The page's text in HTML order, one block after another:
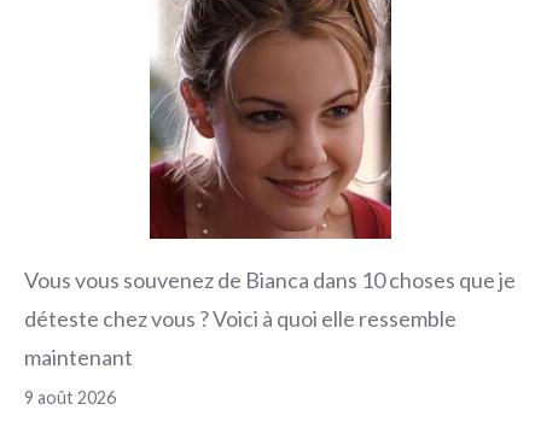
Vous vous souvenez de Bianca dans 10 choses que je
déteste chez vous ? Voici à quoi elle ressemble
maintenant
9 août 2026